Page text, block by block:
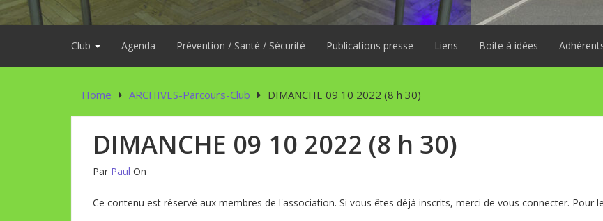
Club Agenda Prévention / Santé / Sécurité Publications presse Liens Boite à idées
Home ARCHIVES-Parcours-Club DIMANCHE 09 10 2022 (8 h 30)
DIMANCHE 09 10 2022 (8 h 30)
Par Paul On
Ce contenu est réservé aux membres de l'association. Si vous êtes déjà inscrits, merci de vous connecter.